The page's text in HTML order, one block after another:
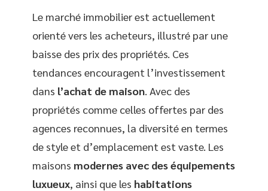
Le marché immobilier est actuellement
orienté vers les acheteurs, illustré par une
baisse des prix des propriétés. Ces
tendances encouragent l’investissement
dans l’achat de maison. Avec des
propriétés comme celles offertes par des
agences reconnues, la diversité en termes
de style et d’emplacement est vaste. Les
maisons modernes avec des équipements
luxueux, ainsi que les habitations